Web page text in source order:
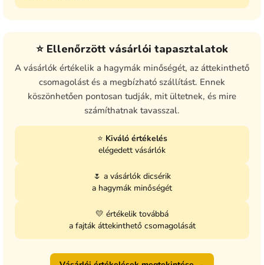
⭐ Ellenőrzött vásárlói tapasztalatok
A vásárlók értékelik a hagymák minőségét, az áttekinthető
csomagolást és a megbízható szállítást. Ennek
köszönhetően pontosan tudják, mit ültetnek, és mire
számíthatnak tavasszal.
⭐ Kiváló értékelés
elégedett vásárlók
🌷 a vásárlók dicsérik
a hagymák minőségét
💛 értékelik továbbá
a fajták áttekinthető csomagolását